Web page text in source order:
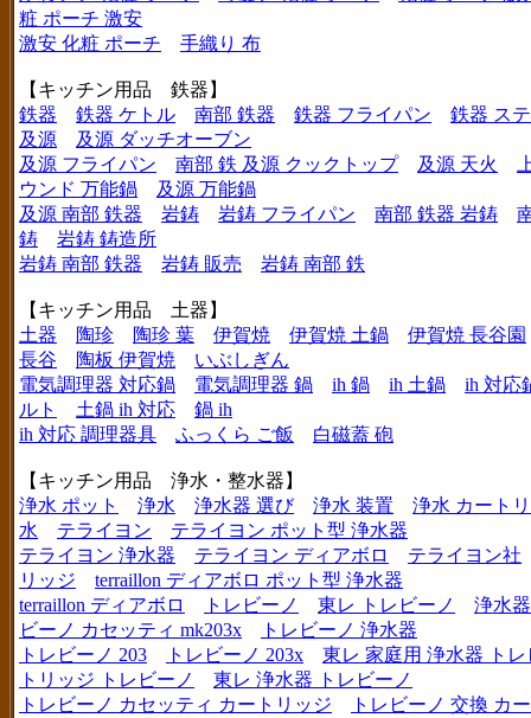
粧 ポーチ 激安
激安 化粧 ポーチ
手織り 布
【キッチン用品 鉄器】
鉄器
鉄器 ケトル 南部 鉄器 鉄器 フライパン
鉄器 ス
及源
及源 ダッチオーブン
及源 フライパン
南部 鉄 及源 クックトップ 及源 天火
ウンド 万能鍋
及源 万能鍋
及源 南部 鉄器
岩鋳 岩鋳 フライパン 南部 鉄器 岩鋳
鋳
岩鋳 鋳造所
岩鋳 南部 鉄器
岩鋳 販売 岩鋳 南部 鉄
【キッチン用品 土器】
土器
陶珍 陶珍 葉 伊賀焼 伊賀焼 土鍋
伊賀焼 長谷園
長谷
陶板 伊賀焼
いぶしぎん
電気調理器 対応鍋
電気調理器 鍋 ih 鍋 ih 土鍋
ih 対応
ルト
土鍋 ih 対応
鍋 ih
ih 対応 調理器具
ふっくら ご飯 白磁蓋 砲
【キッチン用品 浄水・整水器】
浄水 ポット
浄水 浄水器 選び 浄水 装置
浄水 カート
水
テライヨン
テライヨン ポット型 浄水器
テライヨン 浄水器
テライヨン ディアボロ
テライヨン社
リッジ
terraillon ディアボロ ポット型 浄水器
terraillon ディアボロ
トレビーノ 東レ トレビーノ
浄水
ビーノ カセッティ mk203x
トレビーノ 浄水器
トレビーノ 203
トレビーノ 203x
東レ 家庭用 浄水器 トレ
トリッジ トレビーノ
東レ 浄水器 トレビーノ
トレビーノ カセッティ カートリッジ
トレビーノ 交換 カ